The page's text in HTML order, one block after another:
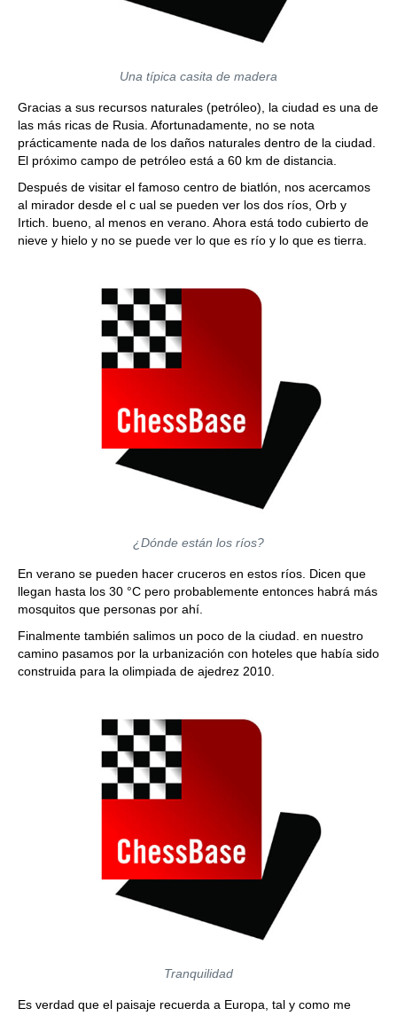
Una típica casita de madera
Gracias a sus recursos naturales (petróleo), la ciudad es una de
las más ricas de Rusia. Afortunadamente, no se nota
prácticamente nada de los daños naturales dentro de la ciudad.
El próximo campo de petróleo está a 60 km de distancia.
Después de visitar el famoso centro de biatlón, nos acercamos
al mirador desde el c ual se pueden ver los dos ríos, Orb y
Irtich. bueno, al menos en verano. Ahora está todo cubierto de
nieve y hielo y no se puede ver lo que es río y lo que es tierra.
¿Dónde están los ríos?
En verano se pueden hacer cruceros en estos ríos. Dicen que
llegan hasta los 30 °C pero probablemente entonces habrá más
mosquitos que personas por ahí.
Finalmente también salimos un poco de la ciudad. en nuestro
camino pasamos por la urbanización con hoteles que había sido
construida para la olimpiada de ajedrez 2010.
Tranquilidad
Es verdad que el paisaje recuerda a Europa, tal y como me